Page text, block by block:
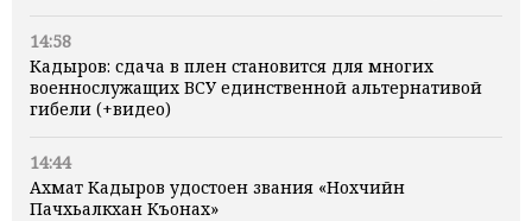
14:58
Кадыров: сдача в плен становится для многих
военнослужащих ВСУ единственной альтернативой
гибели (+видео)
14:44
Ахмат Кадыров удостоен звания «Нохчийн
Пачхьалкхан Къонах»